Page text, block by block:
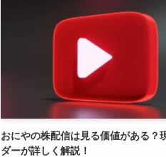
おにやの株配信は見る価値がある？
ダーが詳しく解説！